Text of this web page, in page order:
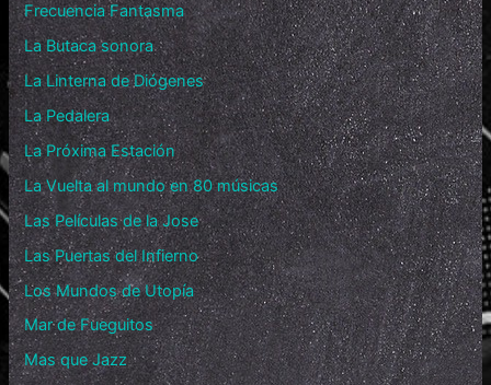
Frecuencia Fantasma
La Butaca sonora
La Linterna de Diógenes
La Pedalera
La Próxima Estación
La Vuelta al mundo en 80 músicas
Las Películas de la Jose
Las Puertas del Infierno
Los Mundos de Utopía
Mar de Fueguitos
Mas que Jazz